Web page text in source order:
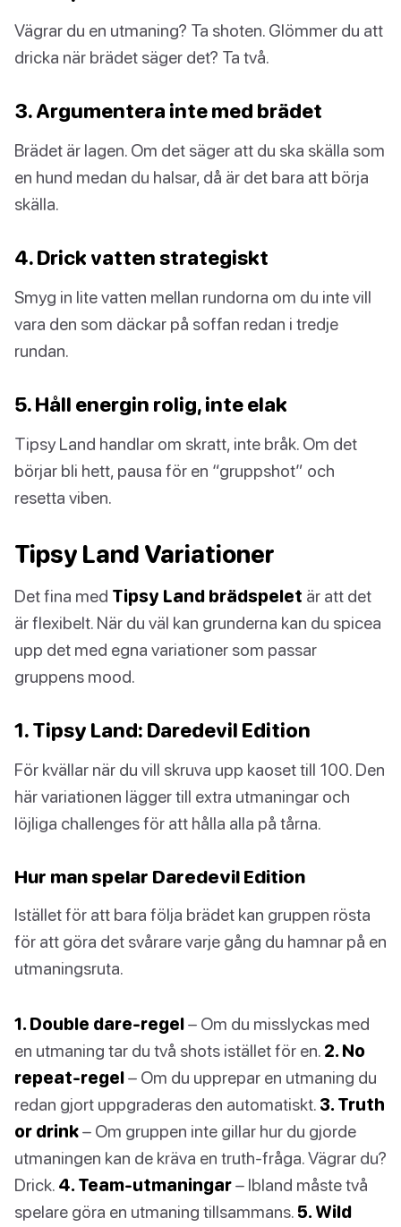
Vägrar du en utmaning? Ta shoten. Glömmer du att
dricka när brädet säger det? Ta två.
3. Argumentera inte med brädet
Brädet är lagen. Om det säger att du ska skälla som
en hund medan du halsar, då är det bara att börja
skälla.
4. Drick vatten strategiskt
Smyg in lite vatten mellan rundorna om du inte vill
vara den som däckar på soffan redan i tredje
rundan.
5. Håll energin rolig, inte elak
Tipsy Land handlar om skratt, inte bråk. Om det
börjar bli hett, pausa för en “gruppshot” och
resetta viben.
Tipsy Land Variationer
Det fina med Tipsy Land brädspelet är att det
är flexibelt. När du väl kan grunderna kan du spicea
upp det med egna variationer som passar
gruppens mood.
1. Tipsy Land: Daredevil Edition
För kvällar när du vill skruva upp kaoset till 100. Den
här variationen lägger till extra utmaningar och
löjliga challenges för att hålla alla på tårna.
Hur man spelar Daredevil Edition
Istället för att bara följa brädet kan gruppen rösta
för att göra det svårare varje gång du hamnar på en
utmaningsruta.
1. Double dare-regel– Om du misslyckas med
en utmaning tar du två shots istället för en. 2. No
repeat-regel– Om du upprepar en utmaning du
redan gjort uppgraderas den automatiskt. 3. Truth
or drink– Om gruppen inte gillar hur du gjorde
utmaningen kan de kräva en truth-fråga. Vägrar du?
Drick. 4. Team-utmaningar– Ibland måste två
spelare göra en utmaning tillsammans. 5. Wild